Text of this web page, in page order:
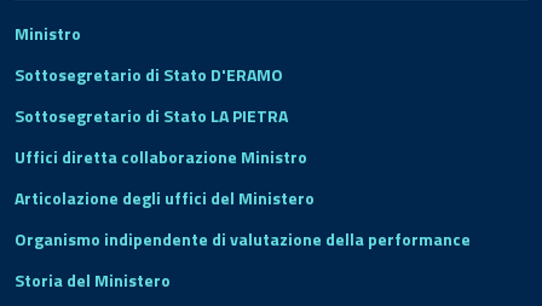
Ministro
Sottosegretario di Stato D'ERAMO
Sottosegretario di Stato LA PIETRA
Uffici diretta collaborazione Ministro
Articolazione degli uffici del Ministero
Organismo indipendente di valutazione della performance
Storia del Ministero